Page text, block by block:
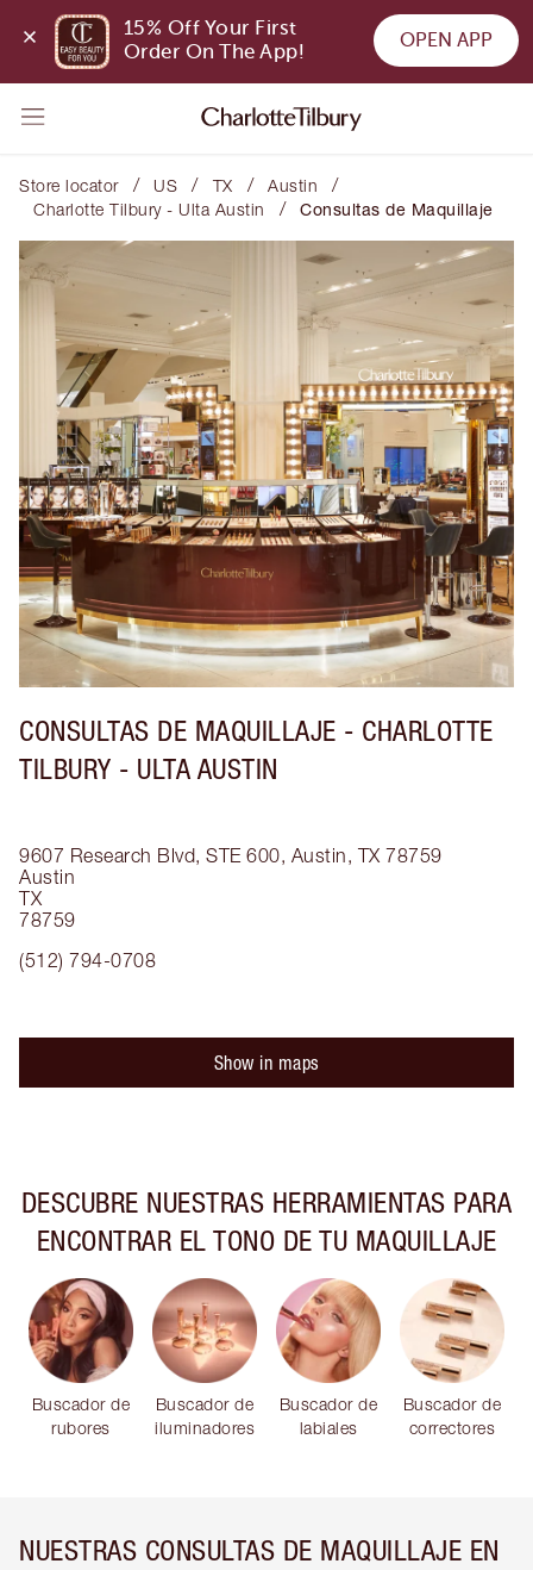
15% Off Your First
Order On The App!
OPEN APP
Store locator / US / TX / Austin /
Charlotte Tilbury - Ulta Austin / Consultas de Maquillaje
CONSULTAS DE MAQUILLAJE - CHARLOTTE
TILBURY - ULTA AUSTIN
9607 Research Blvd, STE 600, Austin, TX 78759
Austin
TX
78759
(512) 794-0708
Show in maps
DESCUBRE NUESTRAS HERRAMIENTAS PARA
ENCONTRAR EL TONO DE TU MAQUILLAJE
Buscador de
rubores
Buscador de
iluminadores
Buscador de
labiales
Buscador de
correctores
NUESTRAS CONSULTAS DE MAQUILLAJE EN